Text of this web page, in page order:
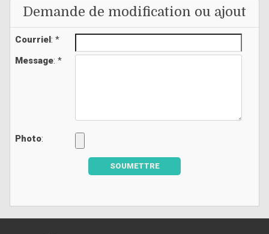
Demande de modification ou ajout
Courriel: *
Message: *
Photo:
SOUMETTRE